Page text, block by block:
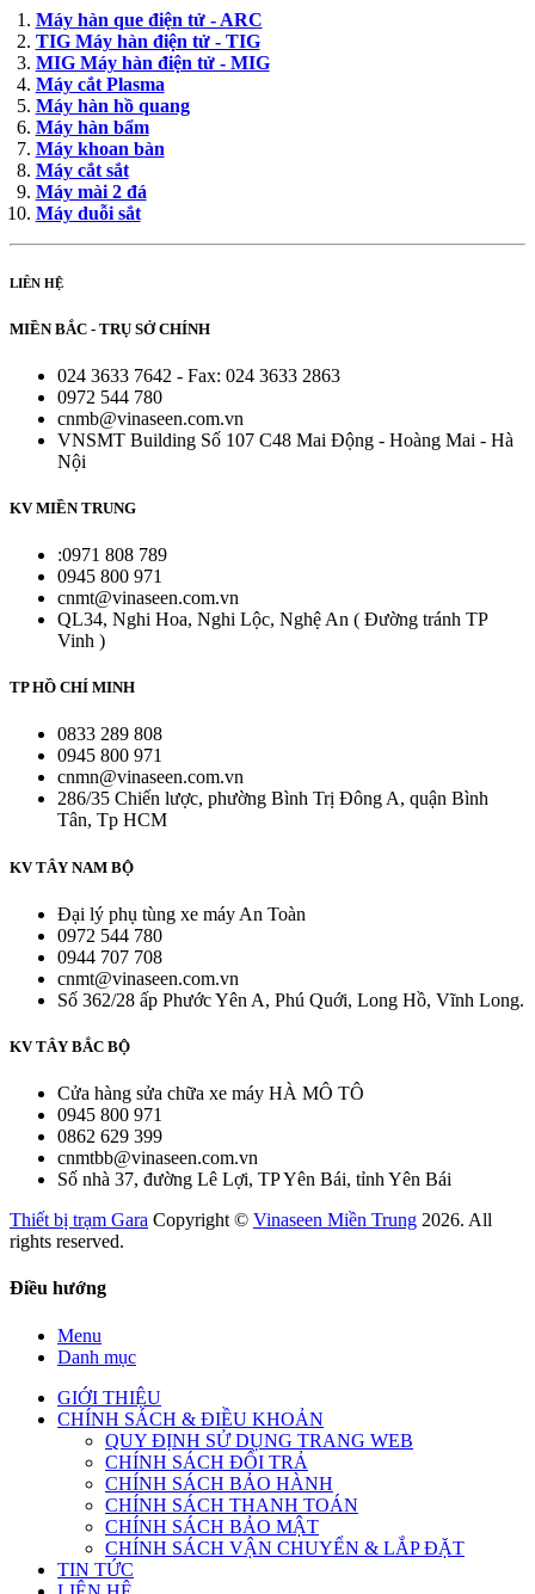
Máy hàn que điện tử - ARC
TIG Máy hàn điện tử - TIG
MIG Máy hàn điện tử - MIG
Máy cắt Plasma
Máy hàn hồ quang
Máy hàn bẩm
Máy khoan bàn
Máy cắt sắt
Máy mài 2 đá
Máy duỗi sắt
LIÊN HỆ
MIỀN BẮC - TRỤ SỞ CHÍNH
024 3633 7642 - Fax: 024 3633 2863
0972 544 780
cnmb@vinaseen.com.vn
VNSMT Building Số 107 C48 Mai Động - Hoàng Mai - Hà
Nội
KV MIỀN TRUNG
:0971 808 789
0945 800 971
cnmt@vinaseen.com.vn
QL34, Nghi Hoa, Nghi Lộc, Nghệ An ( Đường tránh TP
Vinh )
TP HỒ CHÍ MINH
0833 289 808
0945 800 971
cnmn@vinaseen.com.vn
286/35 Chiến lược, phường Bình Trị Đông A, quận Bình
Tân, Tp HCM
KV TÂY NAM BỘ
Đại lý phụ tùng xe máy An Toàn
0972 544 780
0944 707 708
cnmt@vinaseen.com.vn
Số 362/28 ấp Phước Yên A, Phú Quới, Long Hồ, Vĩnh Long.
KV TÂY BẮC BỘ
Cửa hàng sửa chữa xe máy HÀ MÔ TÔ
0945 800 971
0862 629 399
cnmtbb@vinaseen.com.vn
Số nhà 37, đường Lê Lợi, TP Yên Bái, tỉnh Yên Bái
Thiết bị trạm Gara Copyright © Vinaseen Miền Trung 2026. All
rights reserved.
Điều hướng
Menu
Danh mục
GIỚI THIỆU
CHÍNH SÁCH & ĐIỀU KHOẢN
QUY ĐỊNH SỬ DỤNG TRANG WEB
CHÍNH SÁCH ĐỔI TRẢ
CHÍNH SÁCH BẢO HÀNH
CHÍNH SÁCH THANH TOÁN
CHÍNH SÁCH BẢO MẬT
CHÍNH SÁCH VẬN CHUYỂN & LẮP ĐẶT
TIN TỨC